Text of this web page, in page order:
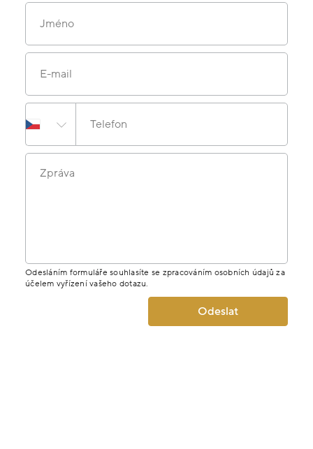
Jméno
E-mail
Telefon
Zpráva
Odesláním formuláře souhlasíte se zpracováním osobních údajů za
účelem vyřízení vašeho dotazu.
Odeslat